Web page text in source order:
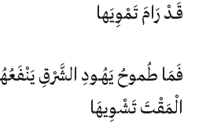
قَـدْ رَامَ تَمْوِيَها
فَمَا طُموحُ يَهُـودِ الشَّرْقِ يَنْفَعُهُم
الْمَقْتَ تَشْوِيهَا